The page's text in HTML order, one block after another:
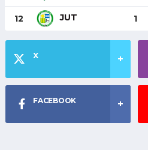
12 JUT 1
X
FACEBOOK